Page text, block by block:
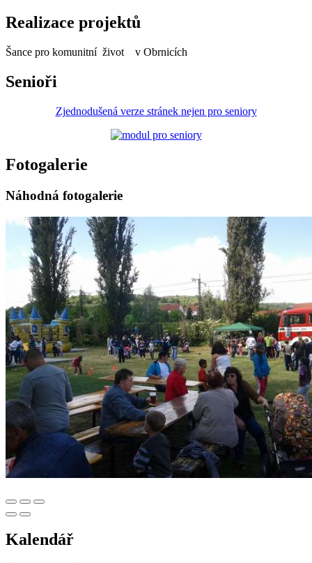
Realizace projektů
Šance pro komunitní život v Obrnicích
Senioři
Zjednodušená verze stránek nejen pro seniory
Fotogalerie
Náhodná fotogalerie
Kalendář